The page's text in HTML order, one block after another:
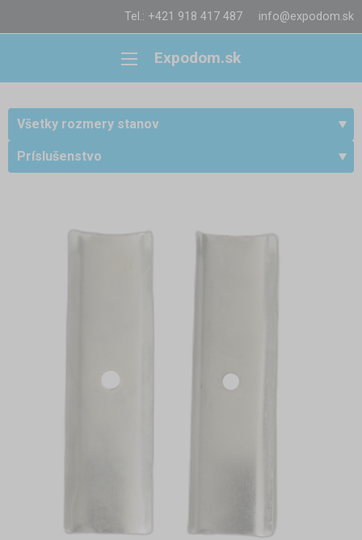
Tel.: +421 918 417 487 info@expodom.sk
Expodom.sk
Všetky rozmery stanov
Príslušenstvo